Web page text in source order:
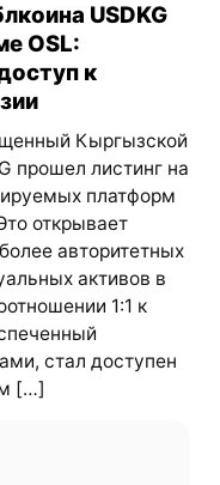
USDKG
OSL:
к
Кыргызской
прошел листинг на
платформ
открывает
авторитетных
активов в
1:1 к
стал доступен
[…]